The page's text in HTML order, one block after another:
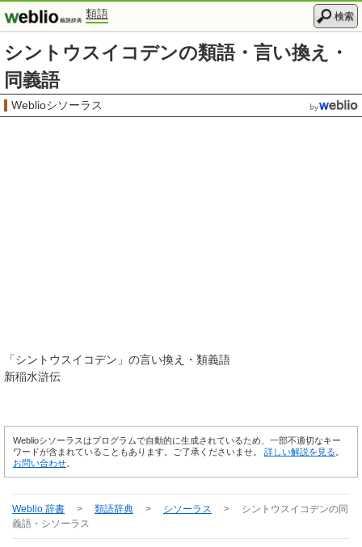
類語 検索
シントウスイコデンの類語・言い換え・
同義語
Weblioシソーラス
「シントウスイコデン 」の言い換え・類義語
新稲水滸伝
Weblioシソーラスはプログラムで自動的に生成されているため、一部不適切なキー
ワードが含まれていることもあります。ご了承くださいませ。 詳しい解説を見る
お問い合わせ
Weblio 辞書 > 類語辞典 > シソーラス > シントウスイコデンの同
義語・シソーラス